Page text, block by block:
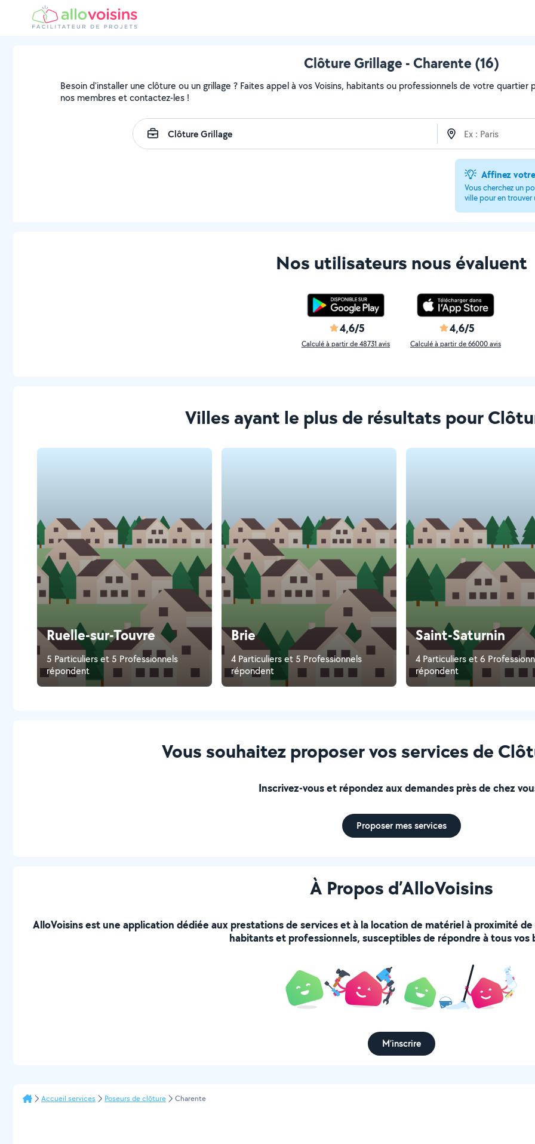
Clôture Grillage - Charente (16)
Besoin d'installer une clôture ou un grillage ? Faites appel à vos Voisins, habitants ou professionnels de votre
nos membres et contactez-les !
Affinez
Vous cherchez un
ville pour en trouver
Nos utilisateurs nous évaluent
4,6/5
Calculé à partir de 48731 avis
4,6/5
Calculé à partir de 66000 avis
Villes ayant le plus de résultats pour
Ruelle-sur-Touvre
5 Particuliers et 5 Professionnels
répondent
Brie
4 Particuliers et 5 Professionnels
répondent
Saint-Saturnin
4 Particuliers et 6
répondent
Vous souhaitez proposer vos services de
Inscrivez-vous et répondez aux demandes près de chez
Proposer mes services
À Propos d’AlloVoisins
AlloVoisins est une application dédiée aux prestations de services et à la location de matériel à proximité
habitants et professionnels, susceptibles de répondre à tous vos
M’inscrire
Accueil services Poseurs de clôture Charente